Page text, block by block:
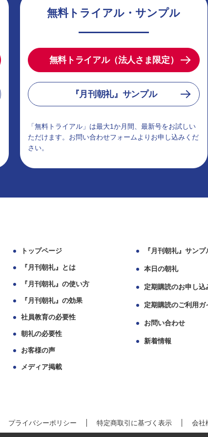
無料トライアル・サンプル
無料トライアル（法人さま限定）
『月刊朝礼』サンプル
「無料トライアル」は最大1か月間、最新号をお試しい
ただけます。お問い合わせフォームよりお申し込みくだ
さい。
トップページ
『月刊朝礼』とは
『月刊朝礼』の使い方
『月刊朝礼』の効果
社員教育の必要性
朝礼の必要性
お客様の声
メディア掲載
『月刊朝礼』サンプ
本日の朝礼
定期購読のお申し込
定期購読のご利用ガ
お問い合わせ
新着情報
プライバシーポリシー 特定商取引に基づく表示 会社